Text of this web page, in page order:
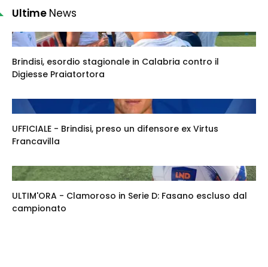
Ultime News
Brindisi, esordio stagionale in Calabria contro il
Digiesse Praiatortora
UFFICIALE - Brindisi, preso un difensore ex Virtus
Francavilla
ULTIM'ORA - Clamoroso in Serie D: Fasano escluso dal
campionato